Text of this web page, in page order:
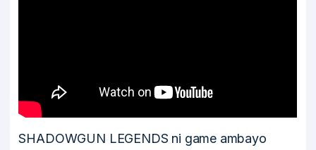
SHADOWGUN LEGENDS ni game ambayo